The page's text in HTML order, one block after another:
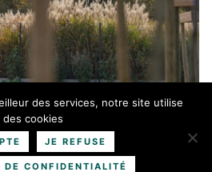
des services, notre site utilise
des cookies
JE REFUSE
DE CONFIDENTIALITÉ